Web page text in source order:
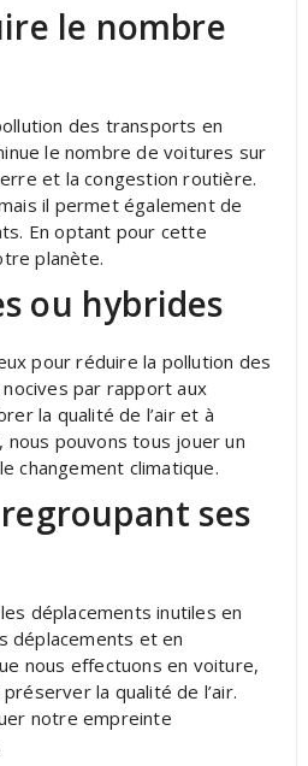
le nombre
des transports en
le nombre de voitures sur
et la congestion routière.
il permet également de
En optant pour cette
planète.
ou hybrides
pour réduire la pollution des
par rapport aux
la qualité de l’air et à
nous pouvons tous jouer un
changement climatique.
ses
déplacements inutiles en
déplacements et en
nous effectuons en voiture,
la qualité de l’air.
notre empreinte